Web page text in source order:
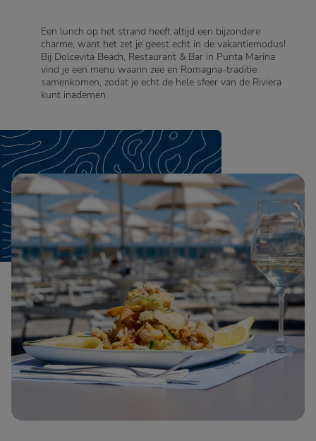
Een lunch op het strand heeft altijd een bijzondere
charme, want het zet je geest echt in de vakantiemodus!
Bij Dolcevita Beach, Restaurant & Bar in Punta Marina
vind je een menu waarin zee en Romagna-traditie
samenkomen, zodat je echt de hele sfeer van de Riviera
kunt inademen.